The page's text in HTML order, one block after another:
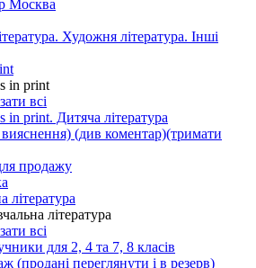
Москва
Художня література. Інші
in print
всі
in print. Дитяча література
(див коментар)(тримати
продажу
література
література
всі
для 2, 4 та 7, 8 класів
(продані переглянути і в резерв)